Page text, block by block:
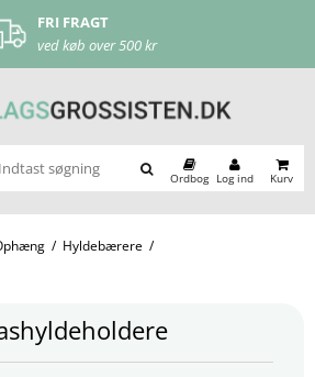
FRI FRAGT
ved køb over 500 kr
Ordbog Log ind Kurv
/ Hyldebærere /